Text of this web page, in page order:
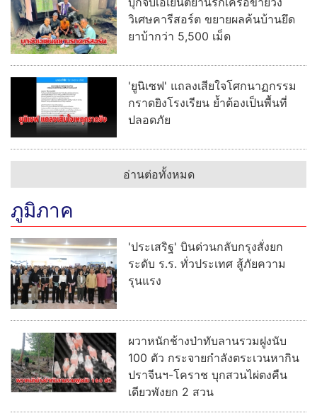
วิเศษคารีสอร์ต ขยายผลค้นบ้านยึด
ยาบ้ากว่า 5,500 เม็ด
'ยูนิเซฟ' แถลงเสียใจโศกนาฏกรรม
กราดยิงโรงเรียน ย้ำต้องเป็นพื้นที่
ปลอดภัย
อ่านต่อทั้งหมด
ภูมิภาค
'ประเสริฐ' บินด่วนกลับกรุงสั่งยก
ระดับ ร.ร. ทั่วประเทศ สู้ภัยความ
รุนแรง
ผวาหนักช้างป่าทับลานรวมฝูงนับ
100 ตัว กระจายกำลังตระเวนหากิน
ปราจีนฯ-โคราช บุกสวนไผ่ตงคืน
เดียวพังยก 2 สวน